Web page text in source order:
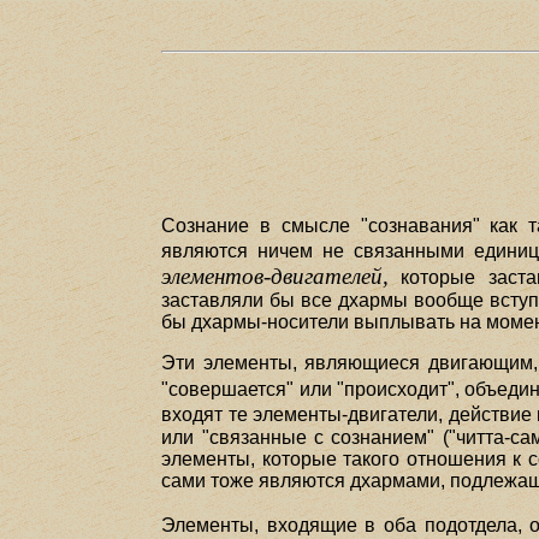
Сознание в смысле "сознавания" как
являются ничем не связанными
элементов-двигателей, которые
заставляли бы все дхармы вообще
бы дхармы-носители выплывать на
Эти элементы, являющиеся
"совершается" или "происходит",
входят те элементы-двигатели,
или "связанные с сознанием" ("читта-
элементы, которые такого отношения к
сами тоже являются дхармами,
Элементы, входящие в оба подотдела,